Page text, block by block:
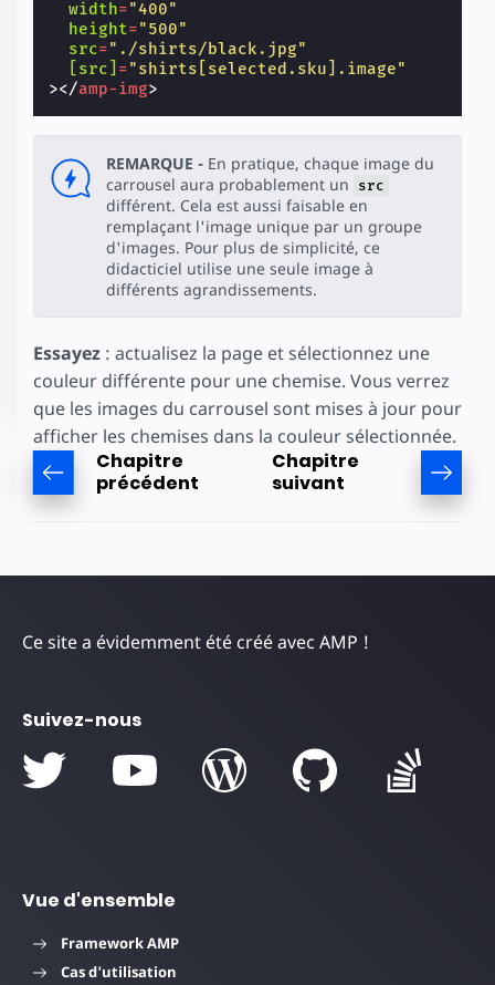
width="400"
height="500"
src="./shirts/black.jpg"
[src] ="shirts[selected.sku].image"
></amp-img>
REMARQUE - En pratique, chaque image du
carrousel aura probablement un
src
différent. Cela est aussi faisable en
remplaçant l'image unique par un groupe
d'images. Pour plus de simplicité, ce
didacticiel utilise une seule image à
différents agrandissements.
Essayez : actualisez la page et sélectionnez une
couleur différente pour une chemise. Vous verrez
que les images du carrousel sont mises à jour pour
afficher les chemises dans la couleur sélectionnée.
Chapitre
précédent
Chapitre
suivant
Ce site a évidemment été créé avec AMP !
Suivez-nous
Vue d'ensemble
Framework AMP
Cas d'utilisation